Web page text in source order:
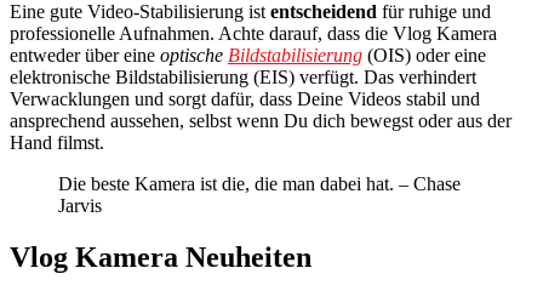
Eine gute Video-Stabilisierung ist entscheidend für ruhige und
professionelle Aufnahmen. Achte darauf, dass die Vlog Kamera
entweder über eine optische Bildstabilisierung (OIS) oder eine
elektronische Bildstabilisierung (EIS) verfügt. Das verhindert
Verwacklungen und sorgt dafür, dass Deine Videos stabil und
ansprechend aussehen, selbst wenn Du dich bewegst oder aus der
Hand filmst.
Die beste Kamera ist die, die man dabei hat. – Chase
Jarvis
Vlog Kamera Neuheiten